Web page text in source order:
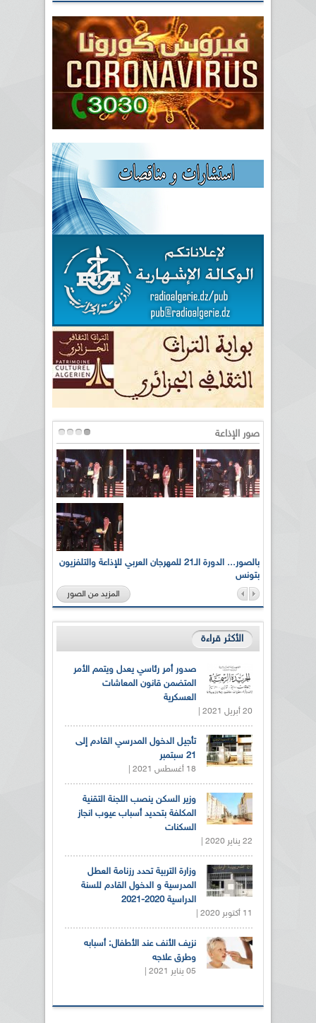
صور الإذاعة
بالصور... الدورة الـ21 للمهرجان العربي للإذاعة والتلفزيون
بتونس
المزيد من الصور
الأكثر قراءة
صدور أمر رئاسي يعدل ويتمم الأمر
المتضمن قانون المعاشات
العسكرية
20 أبريل 2021 |
تأجيل الدخول المدرسي القادم إلى
21 سبتمبر
18 أغسطس 2021 |
وزير السكن ينصب اللجنة التقنية
المكلفة بتحديد أسباب عيوب انجاز
السكنات
22 يناير 2020 |
وزارة التربية تحدد رزنامة العطل
المدرسية و الدخول القادم للسنة
الدراسية 2020-2021
11 أكتوبر 2020 |
نزيف الأنف عند الأطفال: أسبابه
وطرق علاجه
05 يناير 2021 |